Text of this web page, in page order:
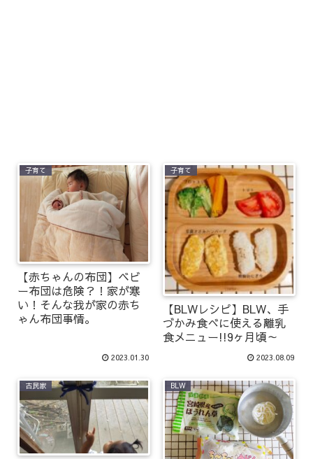
子育て
【赤ちゃんの布団】ベビ
ー布団は危険？！家が寒
い！そんな我が家の赤ち
ゃん布団事情。
2023.01.30
子育て
【BLWレシピ】BLW、手
づかみ食べに使える離乳
食メニュー!!9ヶ月頃～
2023.08.09
古民家 BLW